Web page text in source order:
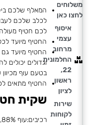
משלוחים
לחצו כאן
איסוף
עצמי
מרחוב
החלמונית
22,
ראשון
לציון
שירות
לקוחות
המאלף שלכם
לכלב שלכם
לכם חטיף
החטיף מיועד
החטיף מיועד גם
וגדולים
בטעם עוף
החטיף מתאים
שקית